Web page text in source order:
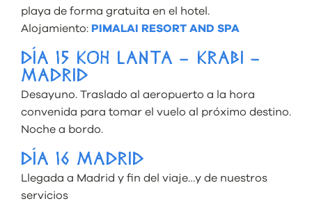
playa de forma gratuita en el hotel.
Alojamiento: PIMALAI RESORT AND SPA
DÍA 15 KOH LANTA – KRABI –
MADRID
Desayuno. Traslado al aeropuerto a la hora
convenida para tomar el vuelo al próximo destino.
Noche a bordo.
DÍA 16 MADRID
Llegada a Madrid y fin del viaje…y de nuestros
servicios